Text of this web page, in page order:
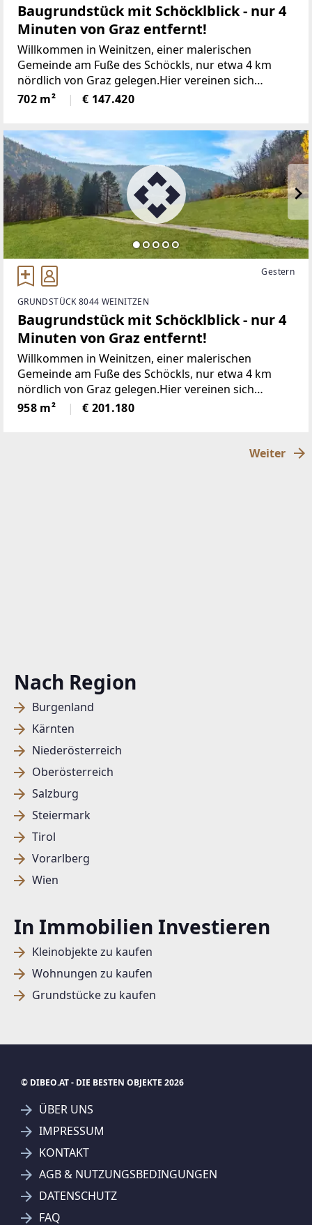
Nach Region
Burgenland
Kärnten
Niederösterreich
Oberösterreich
Salzburg
Steiermark
Tirol
Vorarlberg
Wien
In Immobilien Investieren
Kleinobjekte zu kaufen
Wohnungen zu kaufen
Grundstücke zu kaufen
SUCHAGENT ANLEGEN FÜR DIE
AKTUELLEN SUCHKRITERIEN
Baugrundstück mit Schöcklblick - nur 4
Minuten von Graz entfernt!
Willkommen in Weinitzen, einer malerischen
Gemeinde am Fuße des Schöckls, nur etwa 4 km
nördlich von Graz gelegen.Hier vereinen sich
Genuss, Tradition und Natur zu einer harmonischen
Lebensweise. Weinitzen gehört zum idyllischen
702 m² € 147.420
Gestern
GRUNDSTÜCK 8044 WEINITZEN
Baugrundstück mit Schöcklblick - nur 4
Minuten von Graz entfernt!
Willkommen in Weinitzen, einer malerischen
Gemeinde am Fuße des Schöckls, nur etwa 4 km
nördlich von Graz gelegen.Hier vereinen sich
Genuss, Tradition und Natur zu einer harmonischen
Lebensweise. Weinitzen gehört zum idyllischen
958 m² € 201.180
Weiter
© DIBEO.AT - DIE BESTEN OBJEKTE 2026
ÜBER UNS
IMPRESSUM
KONTAKT
AGB & NUTZUNGSBEDINGUNGEN
DATENSCHUTZ
FAQ